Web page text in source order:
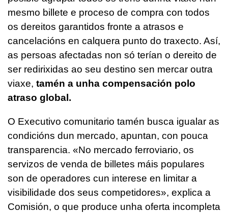
mesmo billete e proceso de compra con todos
os dereitos garantidos fronte a atrasos e
cancelacións en calquera punto do traxecto. Así,
as persoas afectadas non só terían o dereito de
ser redirixidas ao seu destino sen mercar outra
viaxe, tamén a unha compensación polo
atraso global.
O Executivo comunitario tamén busca igualar as
condicións dun mercado, apuntan, con pouca
transparencia. «No mercado ferroviario, os
servizos de venda de billetes máis populares
son de operadores cun interese en limitar a
visibilidade dos seus competidores», explica a
Comisión, o que produce unha oferta incompleta